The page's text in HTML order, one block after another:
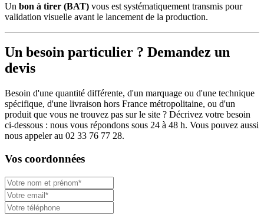
Un bon à tirer (BAT) vous est systématiquement transmis pour
validation visuelle avant le lancement de la production.
Un besoin particulier ? Demandez un
devis
Besoin d'une quantité différente, d'un marquage ou d'une technique
spécifique, d'une livraison hors France métropolitaine, ou d'un
produit que vous ne trouvez pas sur le site ? Décrivez votre besoin
ci-dessous : nous vous répondons sous 24 à 48 h. Vous pouvez aussi
nous appeler au 02 33 76 77 28.
Vos coordonnées